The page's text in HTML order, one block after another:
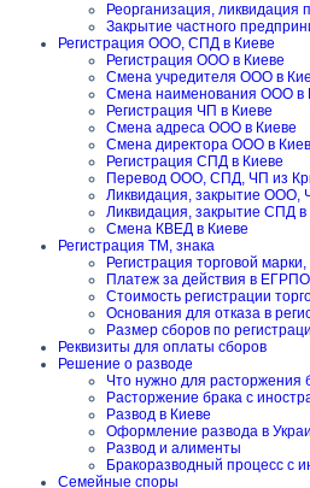
Реорганизация, ликвидация
Закрытие частного
Регистрация ООО, СПД в Киеве
Регистрация ООО в Киеве
Смена учредителя ООО в
Смена наименования ООО в
Регистрация ЧП в Киеве
Смена адреса ООО в Киеве
Смена директора ООО в
Регистрация СПД в Киеве
Перевод ООО, СПД, ЧП из
Ликвидация, закрытие ООО,
Ликвидация, закрытие СПД в
Смена КВЕД в Киеве
Регистрация ТМ, знака
Регистрация торговой марки,
Платеж за действия в
Стоимость регистрации
Основания для отказа в
Размер сборов по
Реквизиты для оплаты сборов
Решение о разводе
Что нужно для расторжения
Расторжение брака с
Развод в Киеве
Оформление развода в
Развод и алименты
Бракоразводный процесс с
Семейные споры